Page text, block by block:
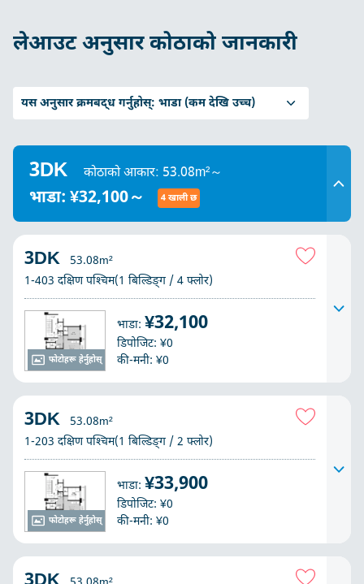
लेआउट अनुसार कोठाको जानकारी
यस अनुसार क्रमबद्ध गर्नुहोस्: भाडा (कम देखि उच्च)
3DK कोठाको आकार: 53.08m²～
भाडा: ¥32,100～ 4 खाली छ
फोटोहरू हेर्नुहोस्
3DK
53.08m²
1-403 दक्षिण पश्चिम(1 बिल्डिङ्ग / 4 फ्लोर)
भाडा: ¥32,100
डिपोजिट: ¥0
की-मनी: ¥0
फोटोहरू हेर्नुहोस्
3DK
53.08m²
1-203 दक्षिण पश्चिम(1 बिल्डिङ्ग / 2 फ्लोर)
भाडा: ¥33,900
डिपोजिट: ¥0
की-मनी: ¥0